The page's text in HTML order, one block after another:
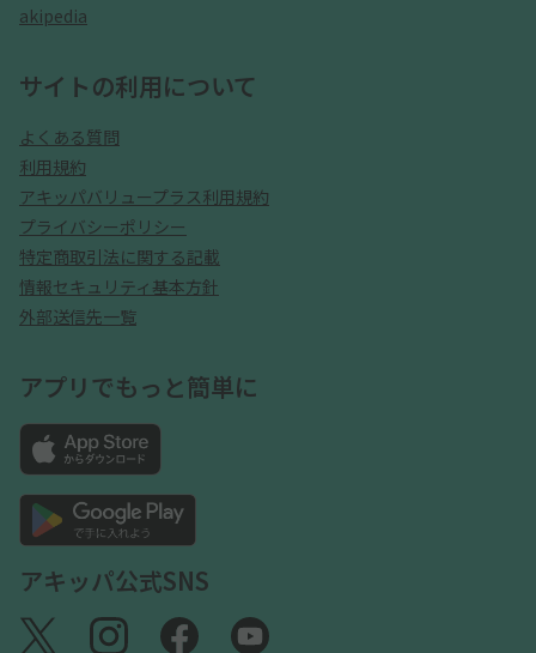
akipedia
サイトの利用について
よくある質問
利用規約
アキッパバリュープラス利用規約
プライバシーポリシー
特定商取引法に関する記載
情報セキュリティ基本方針
外部送信先一覧
アプリでもっと簡単に
アキッパ公式SNS